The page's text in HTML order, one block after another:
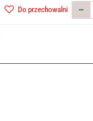
Do przechowalni